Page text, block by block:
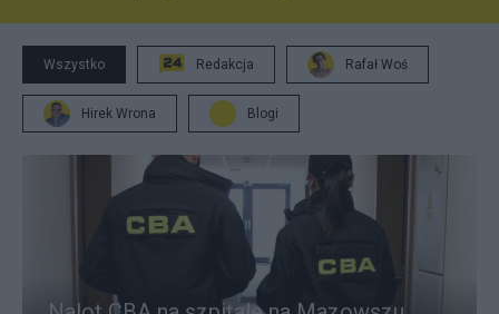
Wszystko Redakcja Rafał Woś
Hirek Wrona Blogi